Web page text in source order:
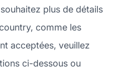
plus de détails
comme les
acceptées, veuillez
ci-dessous ou